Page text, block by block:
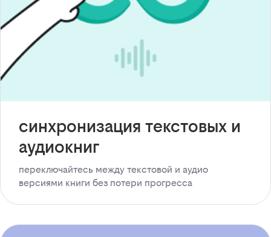
синхронизация текстовых и
аудиокниг
переключайтесь между текстовой и аудио
версиями книги без потери прогресса